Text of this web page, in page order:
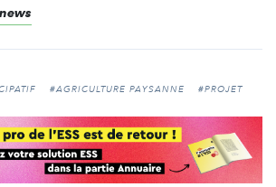
#AGRICULTURE PAYSANNE #PROJET